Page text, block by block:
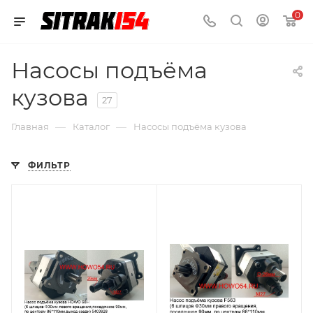
0
Насосы подъёма
кузова
27
Главная — Каталог — Насосы подъёма кузова
ФИЛЬТР